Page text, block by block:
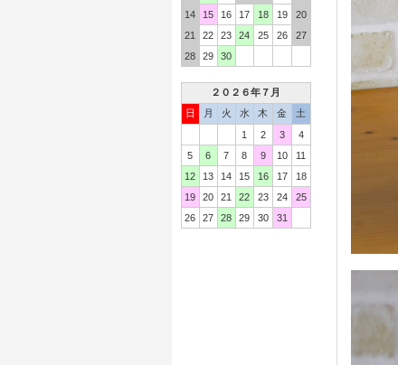
14
15 16 17 18 19
20
21
22 23 24 25 26
27
28
29 30
２０２６年７月
日
月 火 水 木 金
土
1
2 3
4
5
6 7 8 9 10
11
12
13 14 15 16 17
18
19
20 21 22 23 24
25
26
27 28 29 30 31